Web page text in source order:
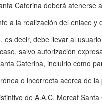
Caterina deberá atenerse
a la realización del enlace
es decir, debe llevar al
salvo autorización
Caterina, incluirlo como
o incorrecta acerca de
de A.A.C. Mercat